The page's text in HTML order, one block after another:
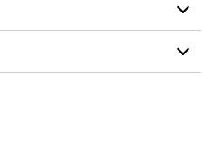
¥5,720（税抜価格 ￥